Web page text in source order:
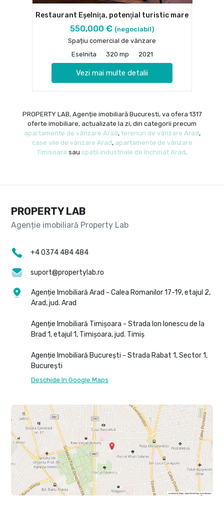
Restaurant Eşelniţa, potenţial turistic mare
550,000 € (negociabil)
Spațiu comercial de vânzare
Eselnita
320 mp 2021
Vezi mai multe detalii
PROPERTY LAB, Agenție imobiliară Bucuresti, va ofera 1317
oferte imobiliare, actualizate la zi, din categorii precum
apartamente de vânzare Arad, terenuri de vânzare Arad,
case vile de vânzare Arad, apartamente de vânzare
Timisoara sau spații industriale de închiriat Arad
PROPERTY LAB
+4 0374 484 484
suport@propertylab.ro
Agenție Imobiliară Arad - Calea Romanilor 17-19, etajul 2,
Arad, jud. Arad
Agenție Imobiliară Timișoara - Strada Ion Ionescu de la
Brad 1, etajul 1, Timișoara, jud. Timiș
Agenție Imobiliară București - Strada Rabat 1, Sector 1,
București
Deschide în Google Maps